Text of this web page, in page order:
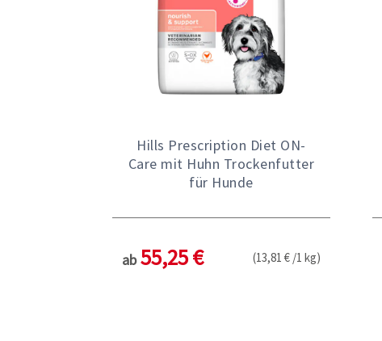
Hills Prescription Diet ON-
Care mit Huhn Trockenfutter
für Hunde
ab 55,25 € (13,81 € /1 kg)